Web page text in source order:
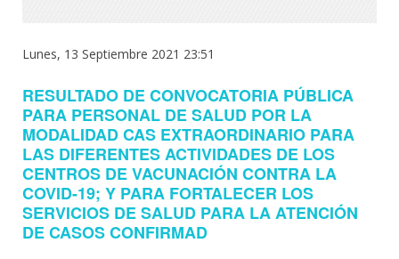
Lunes, 13 Septiembre 2021 23:51
RESULTADO DE CONVOCATORIA PÚBLICA
PARA PERSONAL DE SALUD POR LA
MODALIDAD CAS EXTRAORDINARIO PARA
LAS DIFERENTES ACTIVIDADES DE LOS
CENTROS DE VACUNACIÓN CONTRA LA
COVID-19; Y PARA FORTALECER LOS
SERVICIOS DE SALUD PARA LA ATENCIÓN
DE CASOS CONFIRMAD